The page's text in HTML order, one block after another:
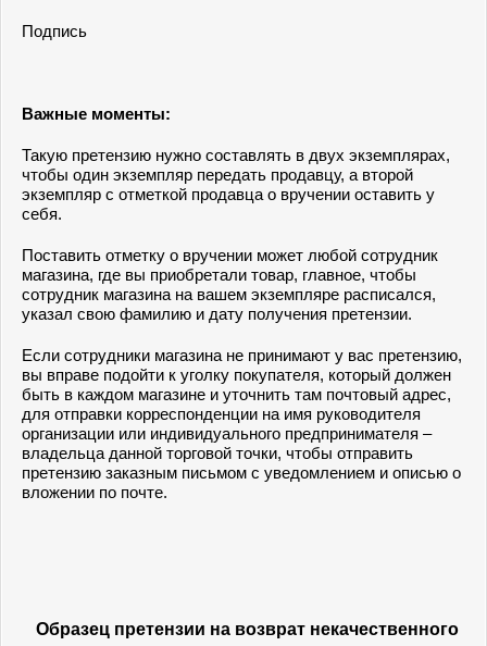
Подпись
Важные моменты:
Такую претензию нужно составлять в двух экземплярах,
чтобы один экземпляр передать продавцу, а второй
экземпляр с отметкой продавца о вручении оставить у
себя.
Поставить отметку о вручении может любой сотрудник
магазина, где вы приобретали товар, главное, чтобы
сотрудник магазина на вашем экземпляре расписался,
указал свою фамилию и дату получения претензии.
Если сотрудники магазина не принимают у вас претензию,
вы вправе подойти к уголку покупателя, который должен
быть в каждом магазине и уточнить там почтовый адрес,
для отправки корреспонденции на имя руководителя
организации или индивидуального предпринимателя –
владельца данной торговой точки, чтобы отправить
претензию заказным письмом с уведомлением и описью о
вложении по почте.
Образец претензии на возврат некачественного